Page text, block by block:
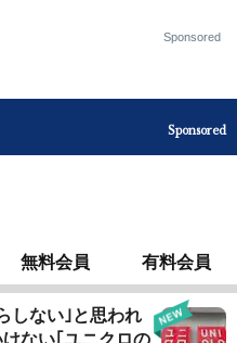
Sponsored
Sponsored
無料会員 有料会員
しない｣と思われ
ない｢ユニクロの